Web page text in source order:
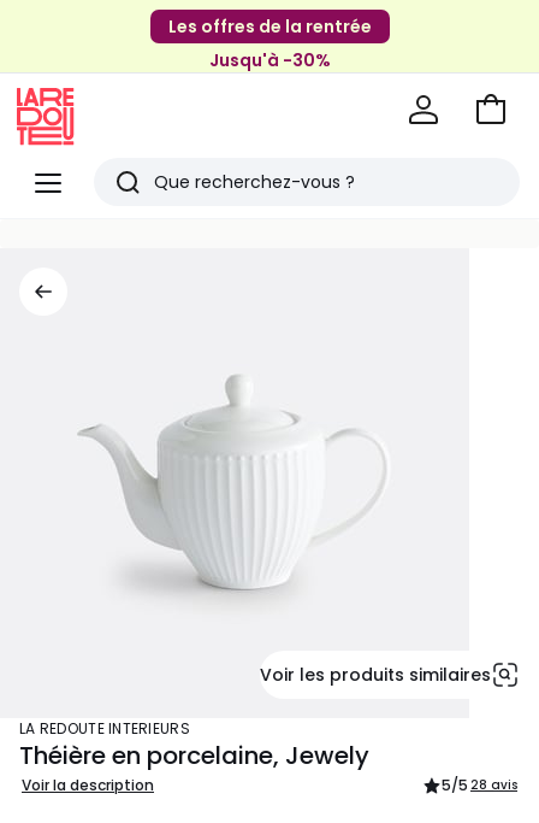
Les offres de la rentrée
Jusqu'à -30%
Menu
Redoute
Rechercher
Aller
Voir les produits similaires
LA REDOUTE INTERIEURS
Théière en porcelaine, Jewely
Voir la description 5/5 28 avis